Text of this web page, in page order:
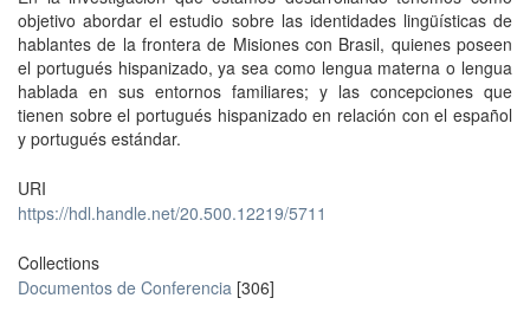
objetivo abordar el estudio sobre las identidades lingüísticas de
hablantes de la frontera de Misiones con Brasil, quienes poseen
el portugués hispanizado, ya sea como lengua materna o lengua
hablada en sus entornos familiares; y las concepciones que
tienen sobre el portugués hispanizado en relación con el español
y portugués estándar.
URI
https://hdl.handle.net/20.500.12219/5711
Collections
Documentos de Conferencia [306]